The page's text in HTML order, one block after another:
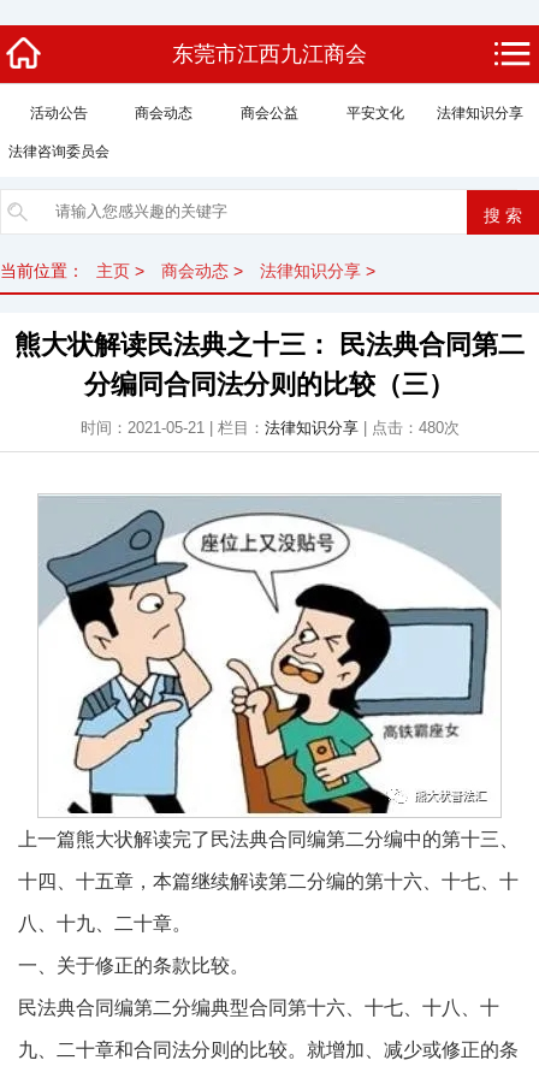
东莞市江西九江商会
活动公告 商会动态 商会公益 平安文化 法律知识分享
法律咨询委员会
当前位置： 主页 > 商会动态 > 法律知识分享 >
熊大状解读民法典之十三： 民法典合同第二
分编同合同法分则的比较（三）
时间：2021-05-21 | 栏目： 法律知识分享| 点击： 480次
上一篇熊大状解读完了民法典合同编第二分编中的第十三、
十四、十五章，本篇继续解读第二分编的第十六、十七、十
八、十九、二十章。
一、关于修正的条款比较。
民法典合同编第二分编典型合同第十六、十七、十八、十
九、二十章和合同法分则的比较。就增加、减少或修正的条